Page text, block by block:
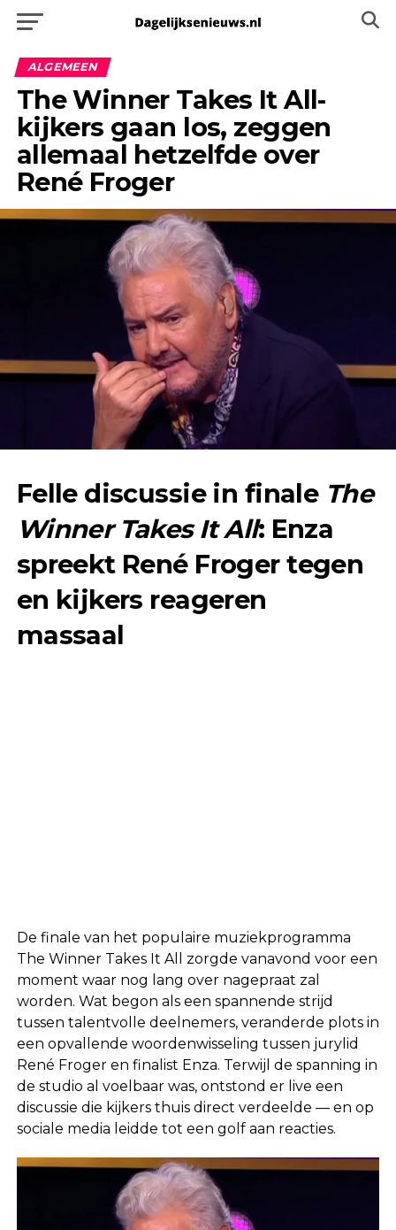
ALGEMEEN
The Winner Takes It All-
kijkers gaan los, zeggen
allemaal hetzelfde over
René Froger
Felle discussie in finale The
Winner Takes It All: Enza
spreekt René Froger tegen
en kijkers reageren
massaal
De finale van het populaire muziekprogramma
The Winner Takes It All
zorgde vanavond voor een
moment waar nog lang over nagepraat zal
worden. Wat begon als een spannende strijd
tussen talentvolle deelnemers, veranderde plots in
een opvallende woordenwisseling tussen jurylid
René Frogeren finalist Enza. Terwijl de spanning in
de studio al voelbaar was, ontstond er live een
discussie die kijkers thuis direct verdeelde — en op
sociale media leidde tot een golf aan reacties.